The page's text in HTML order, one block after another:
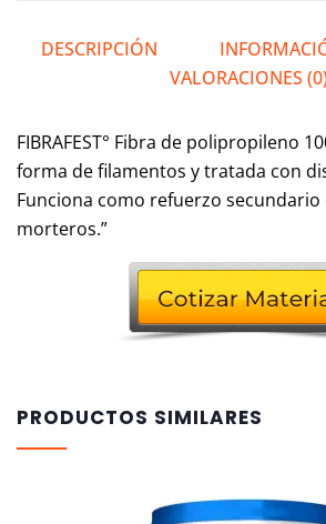
DESCRIPCIÓN
VALORACIONES
FIBRAFEST° Fibra de polipropileno
forma de filamentos y tratada con
Funciona como refuerzo
morteros.”
PRODUCTOS SIMILARES